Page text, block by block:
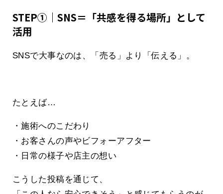
STEP①｜SNS＝「共感を得る場所」として
活用
SNSで大事なのは、「売る」より「伝える」。
たとえば…
・施術へのこだわり
・お客さんの声やビフォーアフター
・日常の様子や店主の想い
こうした投稿を通じて、